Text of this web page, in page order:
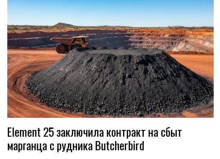
Element 25 заключила контракт на сбыт
марганца с рудника Butcherbird